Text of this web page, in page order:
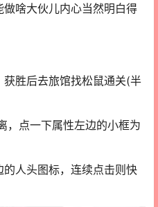
啥大伙儿内心当然明白得
胜后去旅馆找松鼠通关(半
，点一下属性左边的小框为
人头图标，连续点击则快